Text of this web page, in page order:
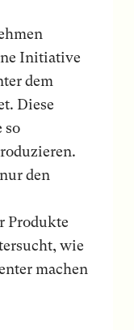
Initiative
dem
Diese
so
den
Produkte
wie
machen